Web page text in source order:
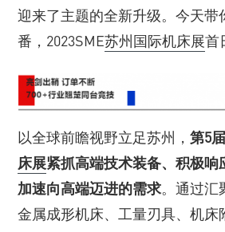
迎来了主题的全新升级。今天带
番，2023SME苏州国际机床展首
以全球前瞻视野立足苏州， 第5届
床展紧抓高端技术装备、积极响
加速向高端迈进的需求。通过汇
金属成形机床、工量刃具、机床